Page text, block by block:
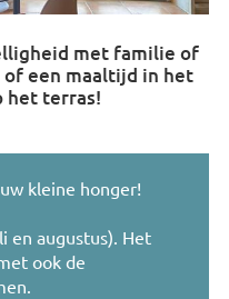
met familie of
een maaltijd in het
het terras!
kleine honger!
en augustus). Het
ook de